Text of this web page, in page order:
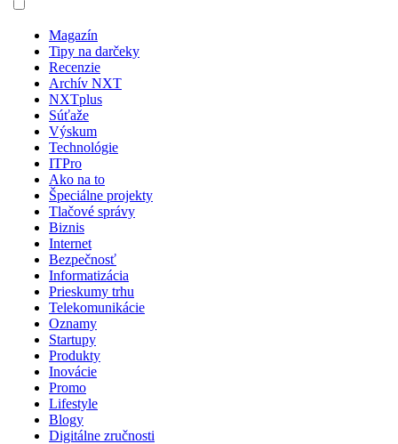
Magazín
Tipy na darčeky
Recenzie
Archív NXT
NXTplus
Súťaže
Výskum
Technológie
ITPro
Ako na to
Špeciálne projekty
Tlačové správy
Biznis
Internet
Bezpečnosť
Informatizácia
Prieskumy trhu
Telekomunikácie
Oznamy
Startupy
Produkty
Inovácie
Promo
Lifestyle
Blogy
Digitálne zručnosti